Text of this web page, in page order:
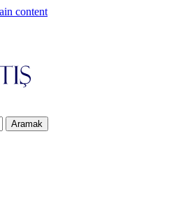
content
Aramak